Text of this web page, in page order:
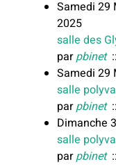
Samedi 29
2025
salle des
parpbinet::
Samedi 29
salle
parpbinet::
Dimanche
salle
parpbinet::